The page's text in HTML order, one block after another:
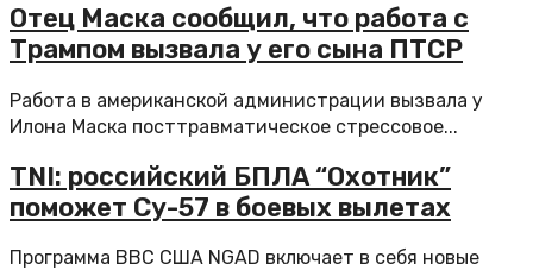
Отец Маска сообщил, что работа с
Трампом вызвала у его сына ПТСР
Работа в американской администрации вызвала у
Илона Маска посттравматическое стрессовое...
TNI: российский БПЛА “Охотник”
поможет Су-57 в боевых вылетах
Программа ВВС США NGAD включает в себя новые